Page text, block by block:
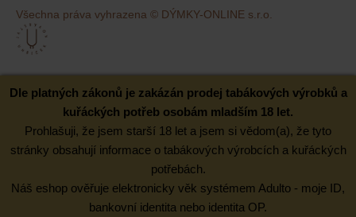
Všechna práva vyhrazena © DÝMKY-ONLINE s.r.o.
Dle platných zákonů je zakázán prodej tabákových výrobků a
kuřáckých potřeb osobám mladším 18 let.
Prohlašuji, že jsem starší 18 let a jsem si vědom(a), že tyto
stránky obsahují informace o tabákových výrobcích a kuřáckých
potřebách.
Náš eshop ověřuje elektronicky věk systémem Adulto - moje ID,
bankovní identita nebo identita OP.